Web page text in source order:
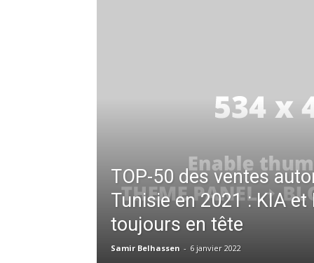
TOP-50 des ventes
Tunisie en 2021 : KIA et
toujours en tête
Samir Belhassen - 6 janvier 2022